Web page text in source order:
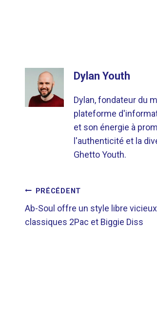
Dylan Youth
Dylan, fondateur du
plateforme
et son énergie à
l'authenticité et la
Ghetto Youth.
DE
PRÉCÉDENT
Ab-Soul offre un style libre
classiques 2Pac et Biggie Diss